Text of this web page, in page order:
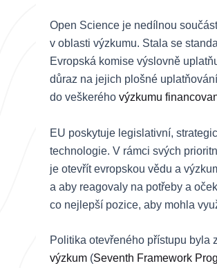
Open Science je nedílnou
v oblasti výzkumu. Stala se
Evropská komise výslovně
důraz na jejich plošné
do veškerého výzkumu
EU poskytuje legislativní,
technologie. V rámci svých
je otevřít evropskou vědu a
a aby reagovaly na potřeby a
co nejlepší pozice, aby mohla
Politika otevřeného přístupu byla
výzkum (Seventh Framework